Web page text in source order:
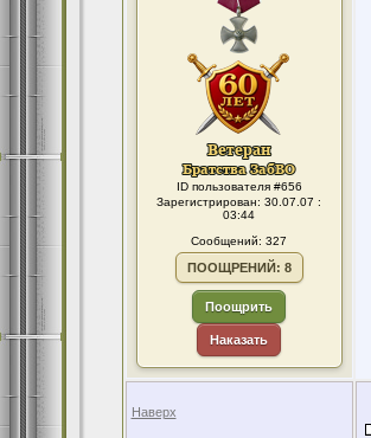
ID пользователя #656
Зарегистрирован: 30.07.07 :
03:44
Сообщений: 327
ПООЩРЕНИЙ: 8
Поощрить
Наказать
Наверх